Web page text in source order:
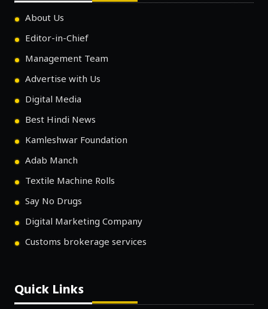
About Us
Editor-in-Chief
Management Team
Advertise with Us
Digital Media
Best Hindi News
Kamleshwar Foundation
Adab Manch
Textile Machine Rolls
Say No Drugs
Digital Marketing Company
Customs brokerage services
Quick Links